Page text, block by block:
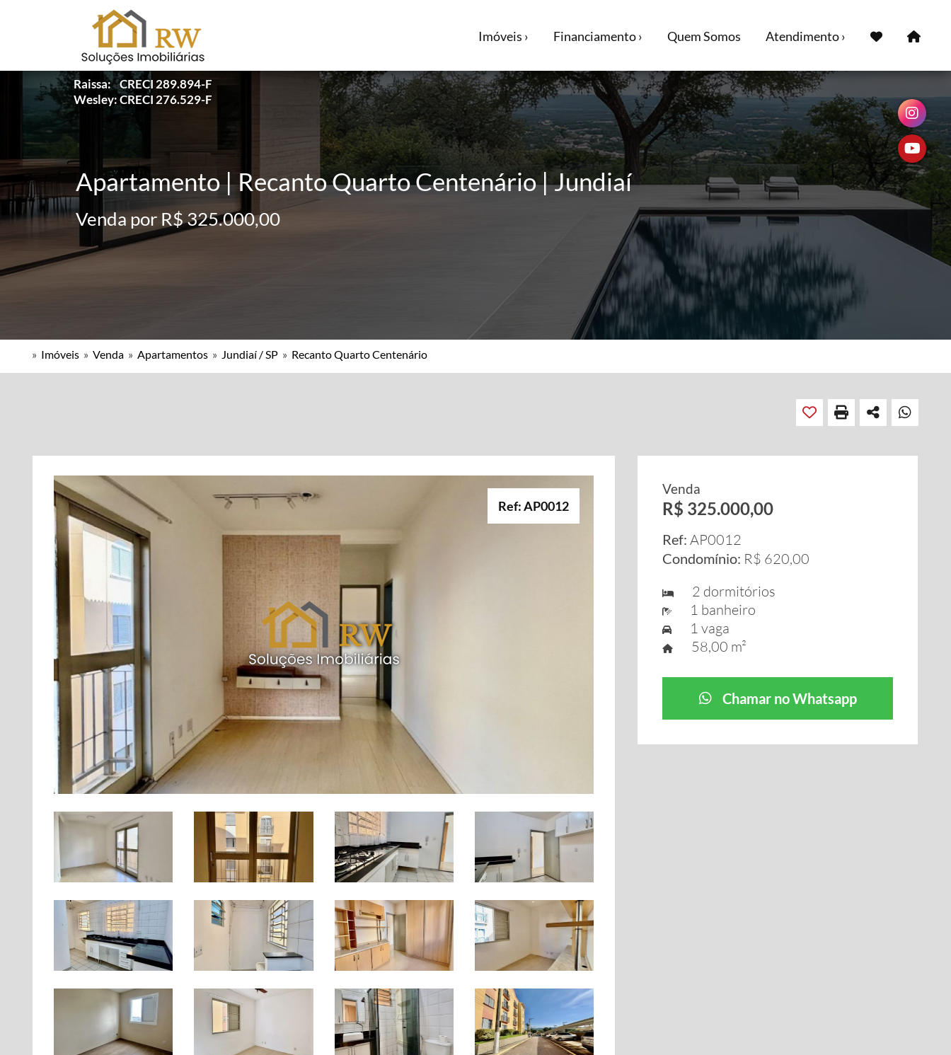
Raissa: CRECI 289.894-F
Wesley: CRECI 276.529-F
Imóveis › Financiamento › Quem Somos Atendimento ›
Apartamento | Recanto Quarto Centenário | Jundiaí
Venda por R$ 325.000,00
» Imóveis » Venda » Apartamentos » Jundiaí / SP » Recanto Quarto Centenário
Ref: AP0012
Venda
R$ 325.000,00
Ref: AP0012
Condomínio: R$ 620,00
2 dormitórios
1 banheiro
1 vaga
58,00 m²
Chamar no Whatsapp